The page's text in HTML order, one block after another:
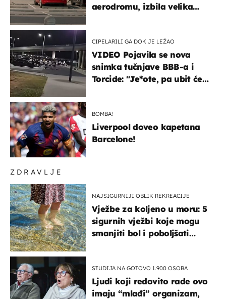
ZDRAVLJE
NAJSIGURNIJI OBLIK REKREACIJE
Vježbe za koljeno u moru: 5
sigurnih vježbi koje mogu
smanjiti bol i poboljšati
STUDIJA NA GOTOVO 1.900 OSOBA
Ljudi koji redovito rade ovo
imaju “mlađi” organizam,
aerodromu, izbila velika
CIPELARILI GA DOK JE LEŽAO
VIDEO Pojavila se nova
snimka tučnjave BBB-a i
Torcide: "Je*ote, pa ubit će
BOMBA!
Liverpool doveo kapetana
Barcelone!